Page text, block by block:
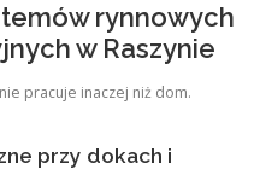
rynnowych
w Raszynie
pracuje inaczej niż dom.
przy dokach i